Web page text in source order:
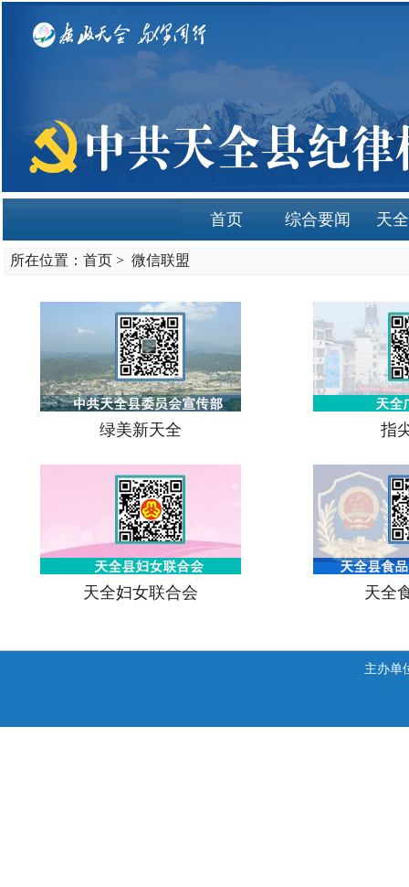
首页 综合要闻 天
所在位置： 首页 > 微信联盟
绿美新天全 指
天全妇女联合会 天全
主办单